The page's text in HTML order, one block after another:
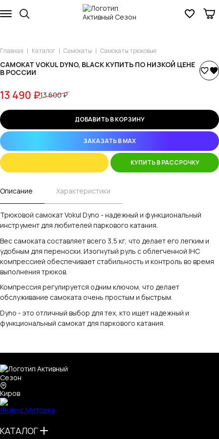
Главная Каталог Самокаты Самокаты трюковые
САМОКАТ VOKUL DYNO, BLACK КУПИТЬ ПО НИЗКОЙ ЦЕНЕ
В РОССИИ
13 490 ₽13 600 ₽
ДОБАВИТЬ В КОРЗИНУ
ЗАКАЗАТЬ В MAX
КУПИТЬ В РАССРОЧКУ
Описание Характеристики
Трюковой самокат Vokul Dyno - надежный и функциональный
инструмент для любителей паркового катания.
Вес самоката составляет всего 3,5 кг, что делает его легким и
удобным для переноски. Изогнутый руль с облегченной IHC
компрессией обеспечивает стабильность и контроль во время
выполнения трюков.
Компрессия регулируется одним ключом, что делает
обслуживание самоката очень простым и быстрым.
Dyno - это отличный выбор для тех, кто ищет надежный и
функциональный самокат для паркового катания.
Киров
КАТАЛОГ